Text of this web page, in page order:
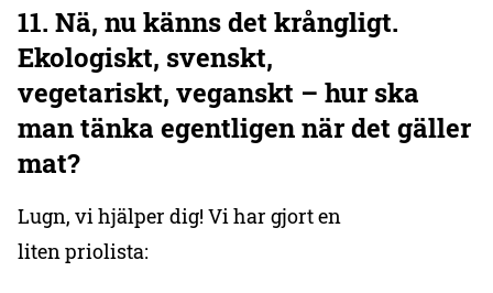
11. Nä, nu känns det krångligt.
Ekologiskt, svenskt,
vegetariskt, veganskt – hur ska
man tänka egentligen när det gäller
mat?
Lugn, vi hjälper dig! Vi har gjort en
liten priolista: